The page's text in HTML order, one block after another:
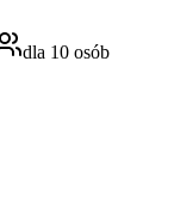
dla 10 osób